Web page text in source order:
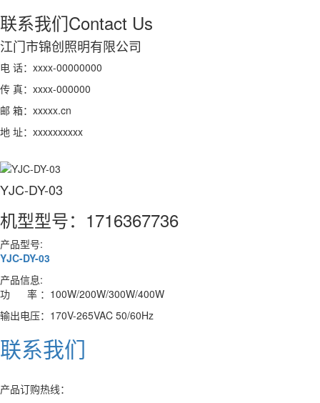
联系我们Contact Us
江门市锦创照明有限公司
电 话：xxxx-00000000
传 真：xxxx-000000
邮 箱：xxxxx.cn
地 址：xxxxxxxxxx
YJC-DY-03
机型型号：1716367736
产品型号:
YJC-DY-03
产品信息:
功 率 ：100W/200W/300W/400W
输出电压：170V-265VAC 50/60Hz
联系我们
产品订购热线：